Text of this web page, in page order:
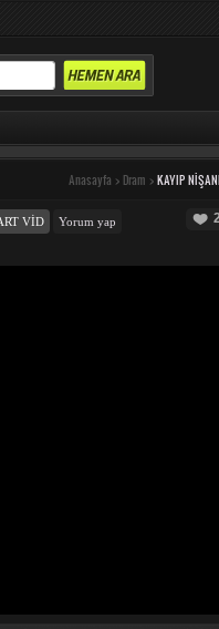
Anasayfa > Dram > KAYIP
VID Yorum yap